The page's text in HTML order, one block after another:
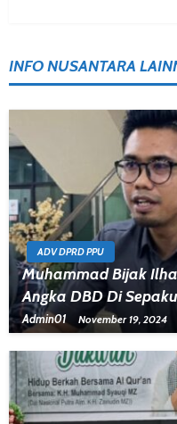
INFO NUSANTARA
ADV DPRD PPU
Muhammad Bijak
Angka DBD Di Sepaku
Admin01 November 19, 2024